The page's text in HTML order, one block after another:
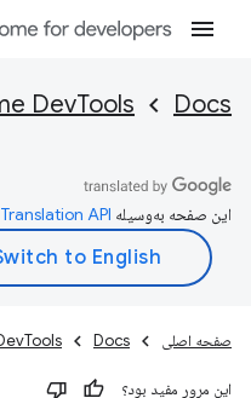
Docs
DevTools
این صفحه به‌وسیله
صفحه اصلی Docs
این مرور مفید بود؟